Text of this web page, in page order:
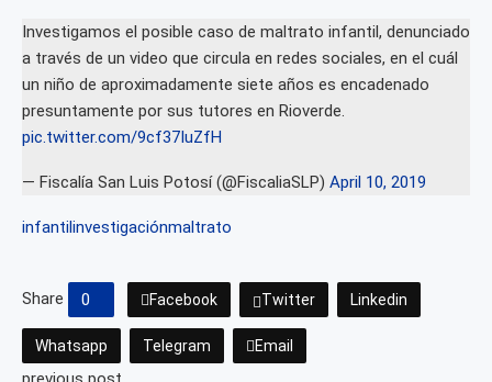
Investigamos el posible caso de maltrato infantil, denunciado
a través de un video que circula en redes sociales, en el cuál
un niño de aproximadamente siete años es encadenado
presuntamente por sus tutores en Rioverde.
pic.twitter.com/9cf37IuZfH
— Fiscalía San Luis Potosí (@FiscaliaSLP) April 10, 2019
infantilinvestigaciónmaltrato
Share 0 Facebook Twitter Linkedin
Whatsapp Telegram Email